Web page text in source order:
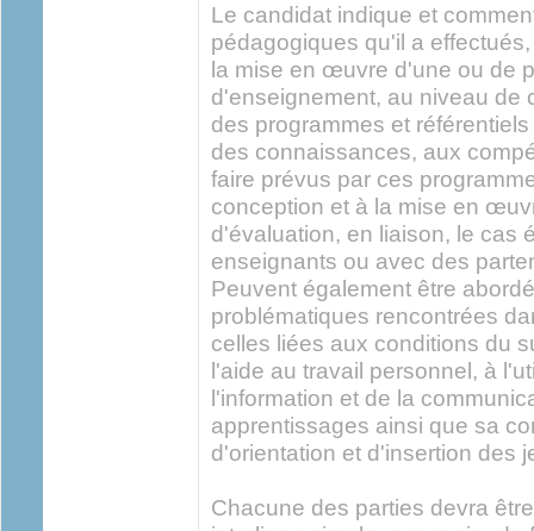
Le candidat indique et
pédagogiques qu'il a
la mise en œuvre d'une ou de
d'enseignement, au niveau de
des programmes et
des connaissances, aux
faire prévus par ces
conception et à la mise en
d'évaluation, en liaison, le cas
enseignants ou avec des
Peuvent également être
problématiques rencontrées
celles liées aux conditions du
l'aide au travail personnel, à
l'information et de la
apprentissages ainsi que sa
d'orientation et d'insertion des
Chacune des parties devra